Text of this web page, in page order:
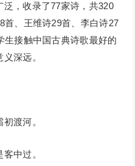
泛，收录了77家诗，共320
首、王维诗29首、李白诗27
生接触中国古典诗歌最好的
深远。
渡河。
中过。